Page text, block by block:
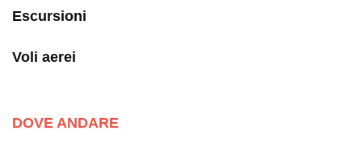
Escursioni
Voli aerei
DOVE ANDARE